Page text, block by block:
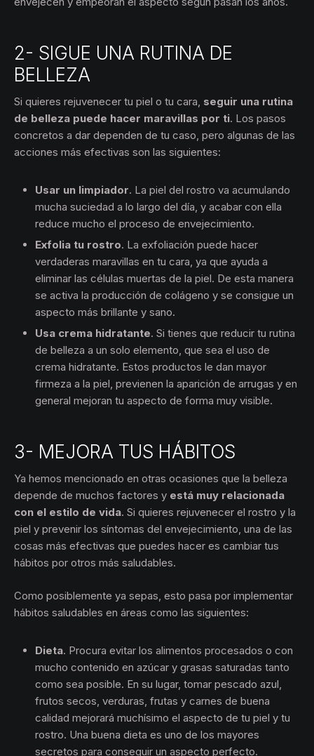
2- SIGUE UNA RUTINA DE
BELLEZA
Si quieres rejuvenecer tu piel o tu cara, seguir una rutina
de belleza puede hacer maravillas por ti. Los pasos
concretos a dar dependen de tu caso, pero algunas de las
acciones más efectivas son las siguientes:
Usar un limpiador. La piel del rostro va acumulando
mucha suciedad a lo largo del día, y acabar con ella
reduce mucho el proceso de envejecimiento.
Exfolia tu rostro. La exfoliación puede hacer
verdaderas maravillas en tu cara, ya que ayuda a
eliminar las células muertas de la piel. De esta manera
se activa la producción de colágeno y se consigue un
aspecto más brillante y sano.
Usa crema hidratante. Si tienes que reducir tu rutina
de belleza a un solo elemento, que sea el uso de
crema hidratante. Estos productos le dan mayor
firmeza a la piel, previenen la aparición de arrugas y en
general mejoran tu aspecto de forma muy visible.
3- MEJORA TUS HÁBITOS
Ya hemos mencionado en otras ocasiones que la belleza
depende de muchos factores y está muy relacionada
con el estilo de vida. Si quieres rejuvenecer el rostro y la
piel y prevenir los síntomas del envejecimiento, una de las
cosas más efectivas que puedes hacer es cambiar tus
hábitos por otros más saludables.
Como posiblemente ya sepas, esto pasa por implementar
hábitos saludables en áreas como las siguientes:
Dieta. Procura evitar los alimentos procesados o con
mucho contenido en azúcar y grasas saturadas tanto
como sea posible. En su lugar, tomar pescado azul,
frutos secos, verduras, frutas y carnes de buena
calidad mejorará muchísimo el aspecto de tu piel y tu
rostro. Una buena dieta es uno de los mayores
secretos para conseguir un aspecto perfecto.